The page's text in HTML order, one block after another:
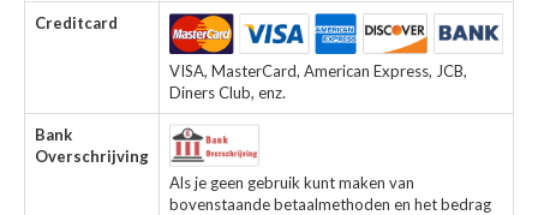
Creditcard
VISA, MasterCard, American Express, JCB,
Diners Club, enz.
Bank
Overschrijving
Als je geen gebruik kunt maken van
bovenstaande betaalmethoden en het bedrag